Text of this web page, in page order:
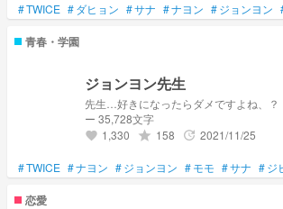
#TWICE #ダヒョン #サナ #ナヨン #ジョンヨン
青春・学園
ジョンヨン先生
先生…好きになったらダメですよね、？
ー 35,728文字
favorite 1,330 grade 158 update 2021/11/25
#TWICE #ナヨン #ジョンヨン #モモ #サナ #ジ
恋愛